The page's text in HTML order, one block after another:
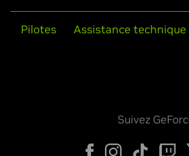
Pilotes Assistance technique
Suivez